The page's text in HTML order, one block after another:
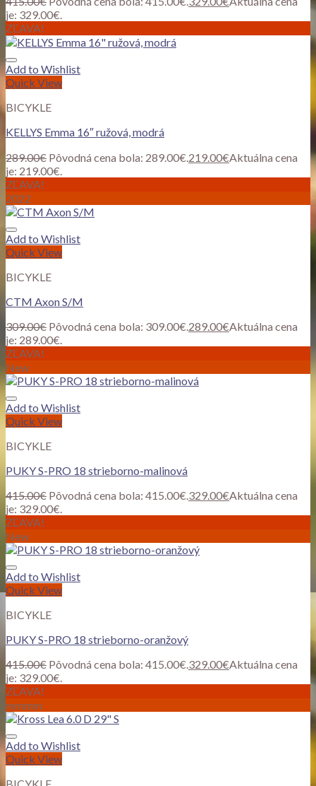
je: 329.00€.
ZĽAVA!
Add to Wishlist
Quick View
BICYKLE
KELLYS Emma 16″ ružová, modrá
289.00€ Pôvodná cena bola: 289.00€. 219.00€Aktuálna cena
je: 219.00€.
ZĽAVA!
2022
Add to Wishlist
Quick View
BICYKLE
CTM Axon S/M
309.00€ Pôvodná cena bola: 309.00€. 289.00€Aktuálna cena
je: 289.00€.
ZĽAVA!
New
Add to Wishlist
Quick View
BICYKLE
PUKY S-PRO 18 strieborno-malinová
415.00€ Pôvodná cena bola: 415.00€. 329.00€Aktuálna cena
je: 329.00€.
ZĽAVA!
New
Add to Wishlist
Quick View
BICYKLE
PUKY S-PRO 18 strieborno-oranžový
415.00€ Pôvodná cena bola: 415.00€. 329.00€Aktuálna cena
je: 329.00€.
ZĽAVA!
mmmm
Add to Wishlist
Quick View